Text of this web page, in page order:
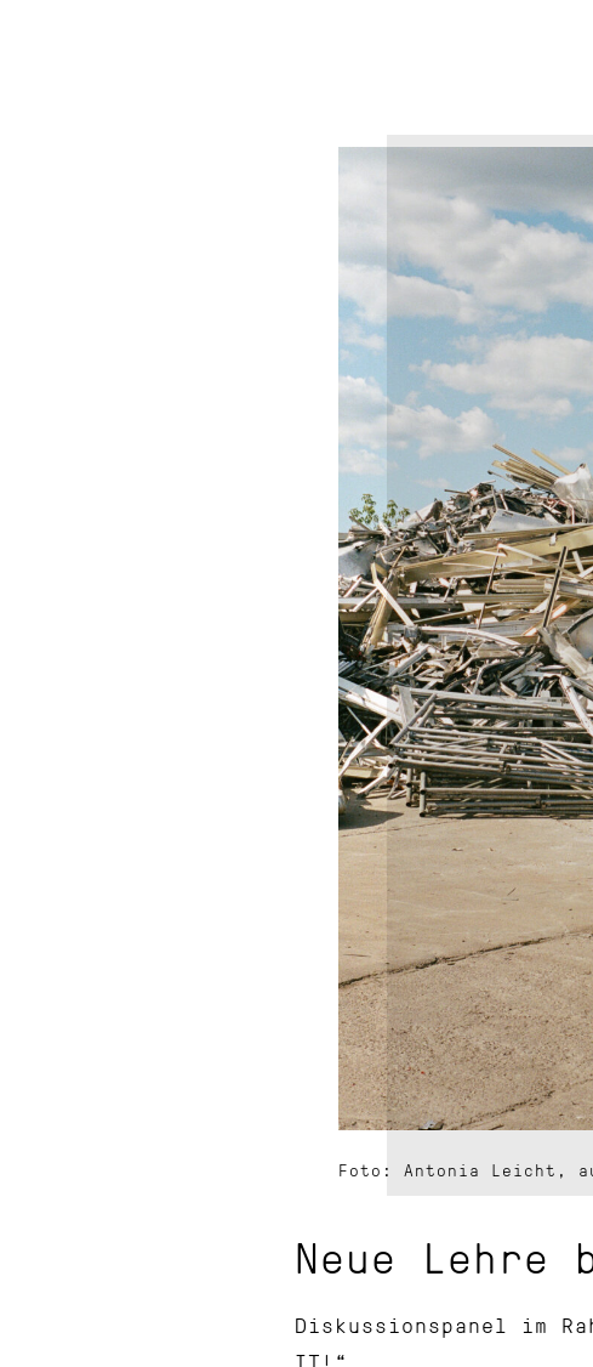
Foto: Antonia
Neue Lehre
Diskussionspanel im
IT!“